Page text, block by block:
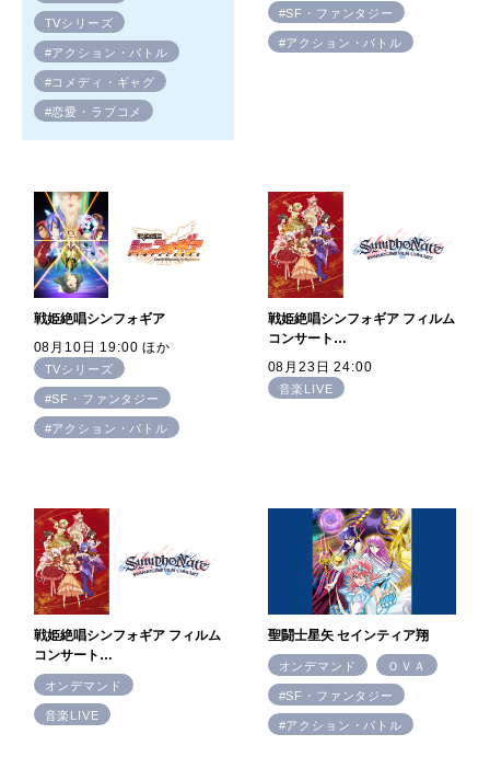
TVシリーズ
#アクション・バトル
#コメディ・ギャグ
#恋愛・ラブコメ
#SF・ファンタジー
#アクション・バトル
戦姫絶唱シンフォギア
08月10日 19:00 ほか
TVシリーズ
#SF・ファンタジー
#アクション・バトル
戦姫絶唱シンフォギア フィルム
コンサート
2025「SymphoNare（シンフ
ォナーレ）」
08月23日 24:00
音楽LIVE
戦姫絶唱シンフォギア フィルム
コンサート
2025「SymphoNare（シンフ
ォナーレ）」
オンデマンド
音楽LIVE
聖闘士星矢 セインティア翔
オンデマンド ＯＶＡ
#SF・ファンタジー
#アクション・バトル